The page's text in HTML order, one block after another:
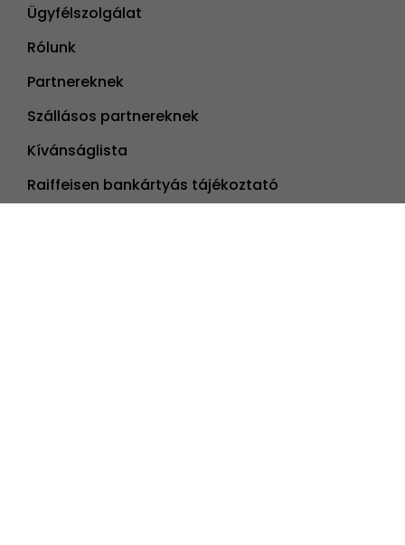
Ügyfélszolgálat
Rólunk
Partnereknek
Szállásos partnereknek
Kívánságlista
Raiffeisen bankártyás tájékoztató